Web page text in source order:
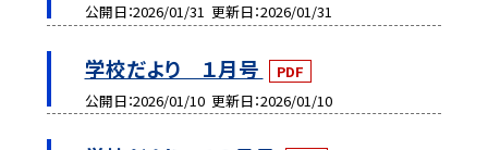
公開日 2026/01/31 更新日 2026/01/31
学校だより １月号
PDF
公開日 2026/01/10 更新日 2026/01/10